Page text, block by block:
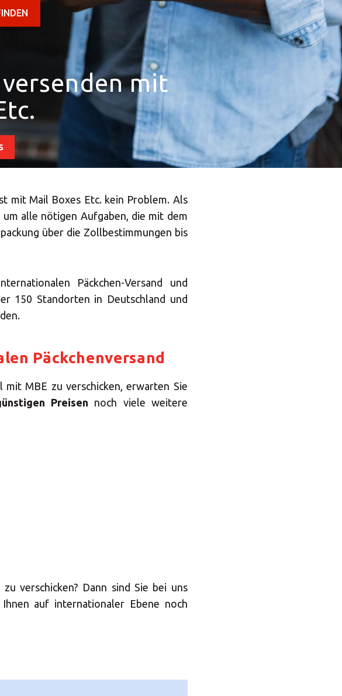
mit
mit Mail Boxes Etc. kein Problem. Als
um alle nötigen Aufgaben, die mit dem
über die Zollbestimmungen bis
Päckchen-Versand und
150 Standorten in Deutschland und
Päckchenversand
mit MBE zu verschicken, erwarten Sie
Preisen noch viele weitere
verschicken? Dann sind Sie bei uns
auf internationaler Ebene noch